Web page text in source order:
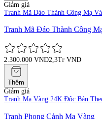
Giảm giá
Tranh Mã Đáo Thành Công Mạ
Tranh Mã Đáo Thành Công
2.300.000 VND2,3Tr VND
Thêm
Giảm giá
Tranh Mạ Vàng 24K Độc Bản
Tranh Phong Cảnh Mạ Vàng